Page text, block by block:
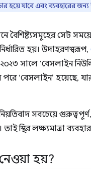
হয়ে যাবে এবং ব্যবহারের
বৈশিষ্ট্যসমূহের সেট
হয়। উদাহরণস্বরূপ,
সালে ‘বেসলাইন
পরে ‘বেসলাইন’
সবচেয়ে
স্থির লক্ষ্যমাত্রা
হয়?